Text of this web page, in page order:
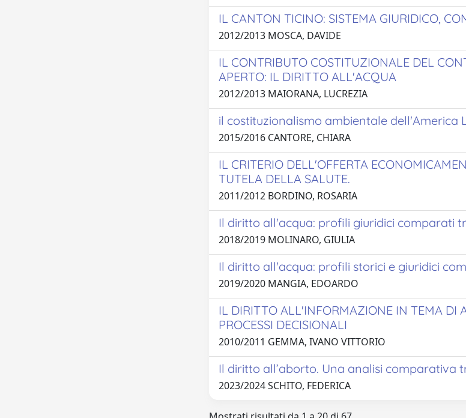
IL CANTON TICINO: SISTEMA GIURIDICO,
2012/2013 MOSCA, DAVIDE
IL CONTRIBUTO COSTITUZIONALE DEL
APERTO: IL DIRITTO ALL'ACQUA
2012/2013 MAIORANA, LUCREZIA
il costituzionalismo ambientale dell'America
2015/2016 CANTORE, CHIARA
IL CRITERIO DELL'OFFERTA
TUTELA DELLA SALUTE.
2011/2012 BORDINO, ROSARIA
Il diritto all'acqua: profili giuridici comparati
2018/2019 MOLINARO, GIULIA
Il diritto all'acqua: profili storici e giuridici
2019/2020 MANGIA, EDOARDO
IL DIRITTO ALL'INFORMAZIONE IN TEMA DI
PROCESSI DECISIONALI
2010/2011 GEMMA, IVANO VITTORIO
Il diritto all’aborto. Una analisi comparativa
2023/2024 SCHITO, FEDERICA